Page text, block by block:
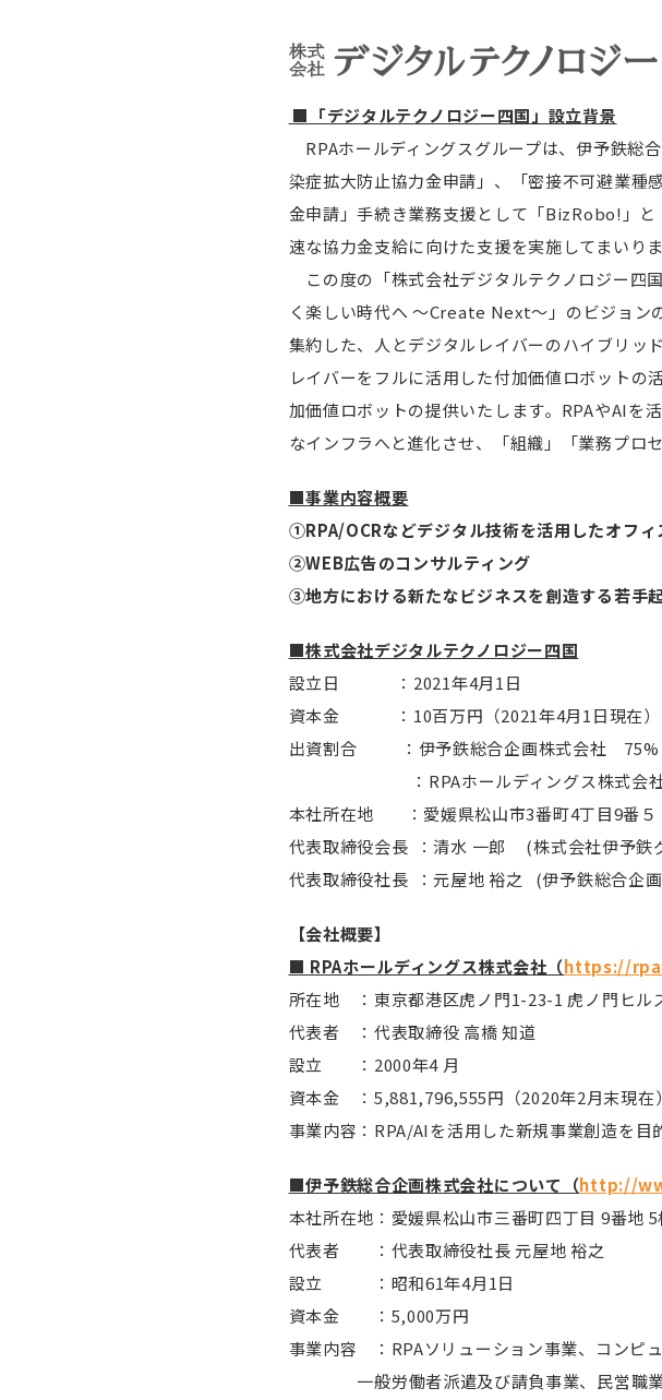
■ 「デジタルテクノロジー四国」設立背景
RPAホールディングスグループは、伊予鉄総
染症拡大防止協力金申請」、「密接不可避業種
金申請」手続き業務支援として「BizRobo!」
速な協力金支給に向けた支援を実施してまいりま
この度の「株式会社デジタルテクノロジー四
く楽しい時代へ ～Create Next～」のビジョン
集約した、人とデジタルレイバーのハイブリッ
レイバーをフルに活用した付加価値ロボットの
加価値ロボットの提供いたします。RPAやAIを
なインフラへと進化させ、「組織」「業務プロ
■事業内容概要
①RPA/OCRなどデジタル技術を活用したオフィ
②WEB広告のコンサルティング
③地方における新たなビジネスを創造する若手
■株式会社デジタルテクノロジー四国
設立日 ：2021年4月1日
資本金 ：10百万円（2021年4月1日現在）
出資割合 ：伊予鉄総合企画株式会社 75%
：RPAホールディングス株式会
本社所在地 ：愛媛県松山市3番町4丁目9番
代表取締役会長 ：清水 一郎 (株式会社伊予鉄
代表取締役社長 ：元屋地 裕之 (伊予鉄総合
【会社概要】
■ RPAホールディングス株式会社（https://
所在地 ：東京都港区虎ノ門1-23-1 虎ノ門ヒル
代表者 ：代表取締役 高橋 知道
設立 ：2000年4 月
資本金 ：5,881,796,555円（2020年2月末現在）
事業内容：RPA/AIを活用した新規事業創造を目
■伊予鉄総合企画株式会社について（http://
本社所在地：愛媛県松山市三番町四丁目 9番地
代表者 ：代表取締役社長 元屋地 裕之
設立 ：昭和61年4月1日
資本金 ：5,000万円
事業内容 ：RPAソリューション事業、コンピ
一般労働者派遣及び請負事業、民営職業